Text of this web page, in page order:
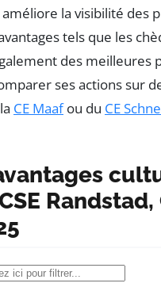
la visibilité des
tels que les
des meilleures
ses actions sur
CE Maafou du CE
Randstad,